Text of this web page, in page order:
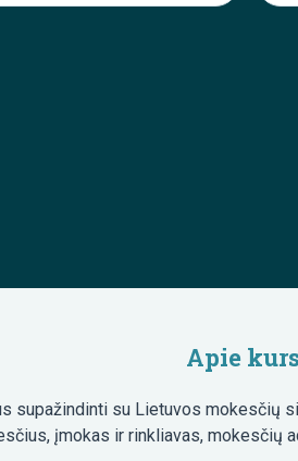
Apie
supažindinti su Lietuvos mokesčių
įmokas ir rinkliavas, mokesčių